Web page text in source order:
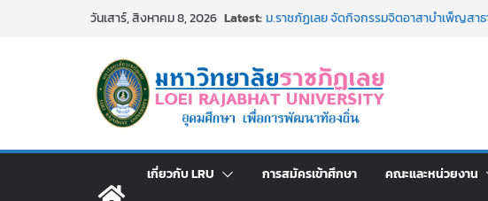
วันเสาร์, สิงหาคม 8, 2026 Latest:ม.ราชภัฏเลย จัดกิจกรรมจิตอาสาบำเพ็ญสา
มหาวิทยาลัยราชภัฏเลย ด้วยเงินนอกงบประมา
ม.ราชภัฏเลย จัดมหกรรมวิชาการ เปิดบ้าน
มัธยมปลายค้นหาสาขาวิชาในฝัน สู่อนาคตที่ใช่
อธิการบดี มรภ.เลย ร่วมประชุมชี้แจงกับคณะอ
ประกาศผู้ชนะการเสนอราคา จ้างทำปกปริ
โดยวิธีเฉพาะเจาะจง
เกี่ยวกับ LRU การสมัครเข้าศึกษา คณะและหน่วยงาน